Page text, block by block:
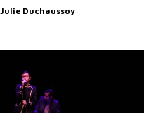
Duchaussoy